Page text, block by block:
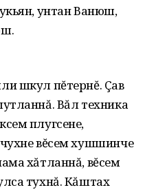
унтан Ванюш,
шкул пĕтернĕ. Çав
Вăл техника
плугсене,
чухне вĕсем хушшинче
хăтланнă, вĕсем
тухнă. Кăштах